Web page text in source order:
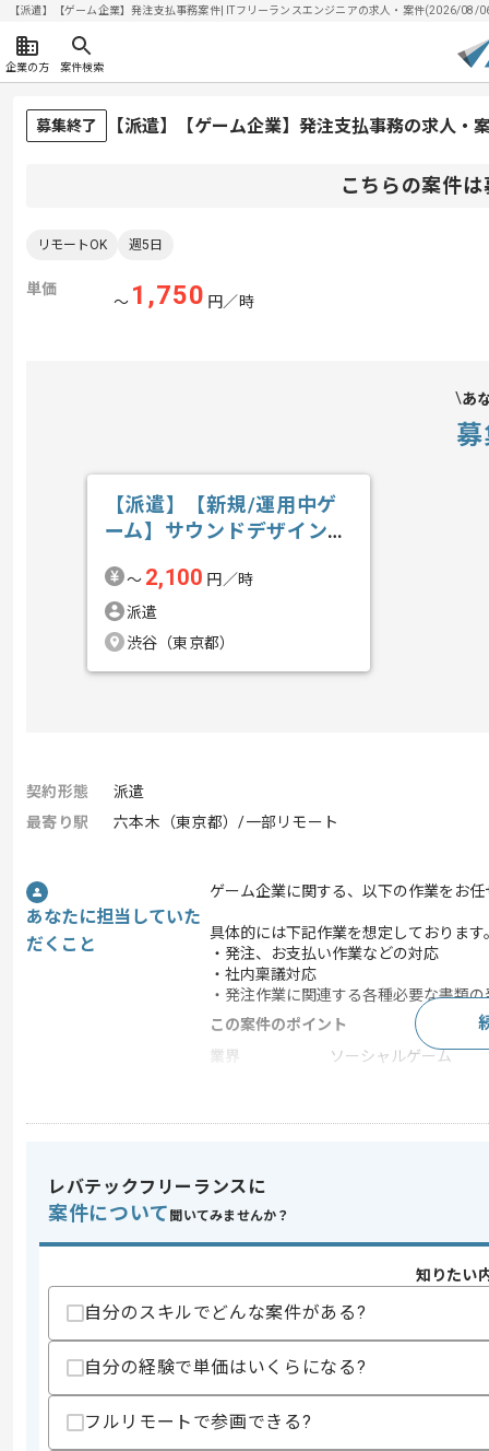
【派遣】【ゲーム企業】発注支払事務案件| ITフリーランスエンジニアの求人・案件(2026/08/
企業の方 案件検索
募集終了 【派遣】【ゲーム企業】発注支払事務の求人・
こちらの案件
リモートOK 週5日
単価
〜 1,750 円／時
あ
【派遣】【新規/運用中ゲ
ーム】サウンドデザインの
〜 2,100 円／時
派遣
渋谷（東京都）
契約形態
派遣
最寄り駅
六本木（東京都）/一部リモート
あなたに担当していた
だくこと
ゲーム企業に関する、以下の作業をお
具体的には下記作業を想定しております
・発注、お支払い作業などの対応
・社内稟議対応
・発注作業に関連する各種必要な書類
この案件のポイント
業界
ソーシャルゲーム
スキル
・発注事務経験
・ゲーム業界またはコンテンツ業界に
・SaaS利用経験
スキルに不安がある方へ
上記に似た経験やスキルをお持ちであれば申
レバテックフリーランスに
案件について 聞いてみませんか？
知りたい
自分のスキルでどんな案件がある?
自分の経験で単価はいくらになる?
フルリモートで参画できる?